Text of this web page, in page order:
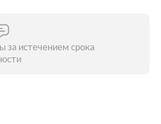
за истечением срока